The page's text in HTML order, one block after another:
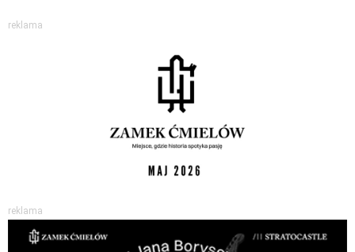
reklama
reklama